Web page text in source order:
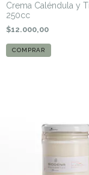
Crema Caléndula y
250cc
$12.000,00